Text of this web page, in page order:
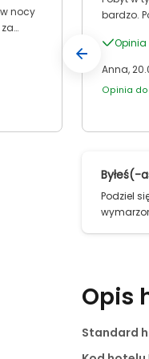
nocy
bardzo.
Opinia
Anna,
Opinia
Byłeś(-
Podziel
Opis
Standard